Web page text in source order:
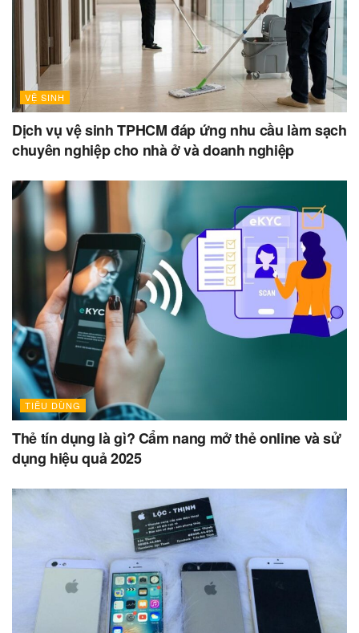
VỆ SINH
Dịch vụ vệ sinh TPHCM đáp ứng nhu cầu làm sạch
chuyên nghiệp cho nhà ở và doanh nghiệp
TIÊU DÙNG
Thẻ tín dụng là gì? Cẩm nang mở thẻ online và sử
dụng hiệu quả 2025